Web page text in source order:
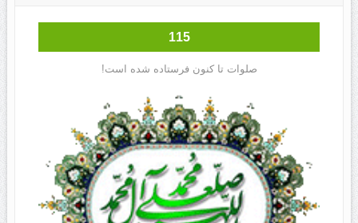
115
صلوات تا کنون فرستاده شده است!